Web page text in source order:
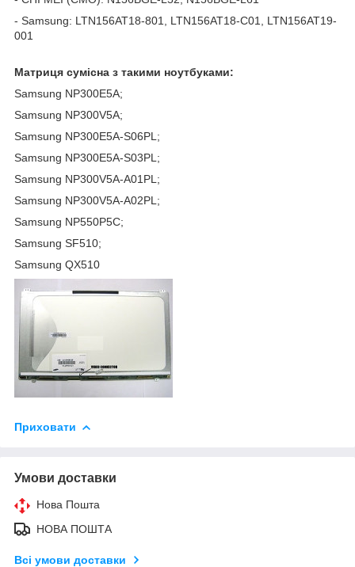
- Samsung: LTN156AT18-801, LTN156AT18-C01, LTN156AT19-
001
Матриця сумісна з такими ноутбуками:
Samsung NP300E5A;
Samsung NP300V5A;
Samsung NP300E5A-S06PL;
Samsung NP300E5A-S03PL;
Samsung NP300V5A-A01PL;
Samsung NP300V5A-A02PL;
Samsung NP550P5C;
Samsung SF510;
Samsung QX510
Приховати
Умови доставки
Нова Пошта
НОВА ПОШТА
Всі умови доставки